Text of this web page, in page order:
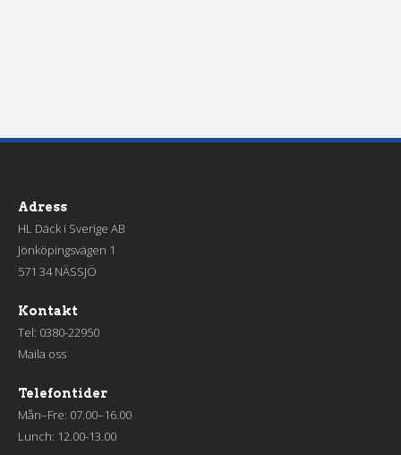
Adress
HL Däck i Sverige AB
Jönköpingsvägen 1
571 34 NÄSSJÖ
Kontakt
Tel: 0380-22950
Maila oss
Telefontider
Mån–Fre: 07.00–16.00
Lunch: 12.00-13.00